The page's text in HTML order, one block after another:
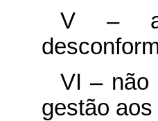
V –
VI – não
gestão